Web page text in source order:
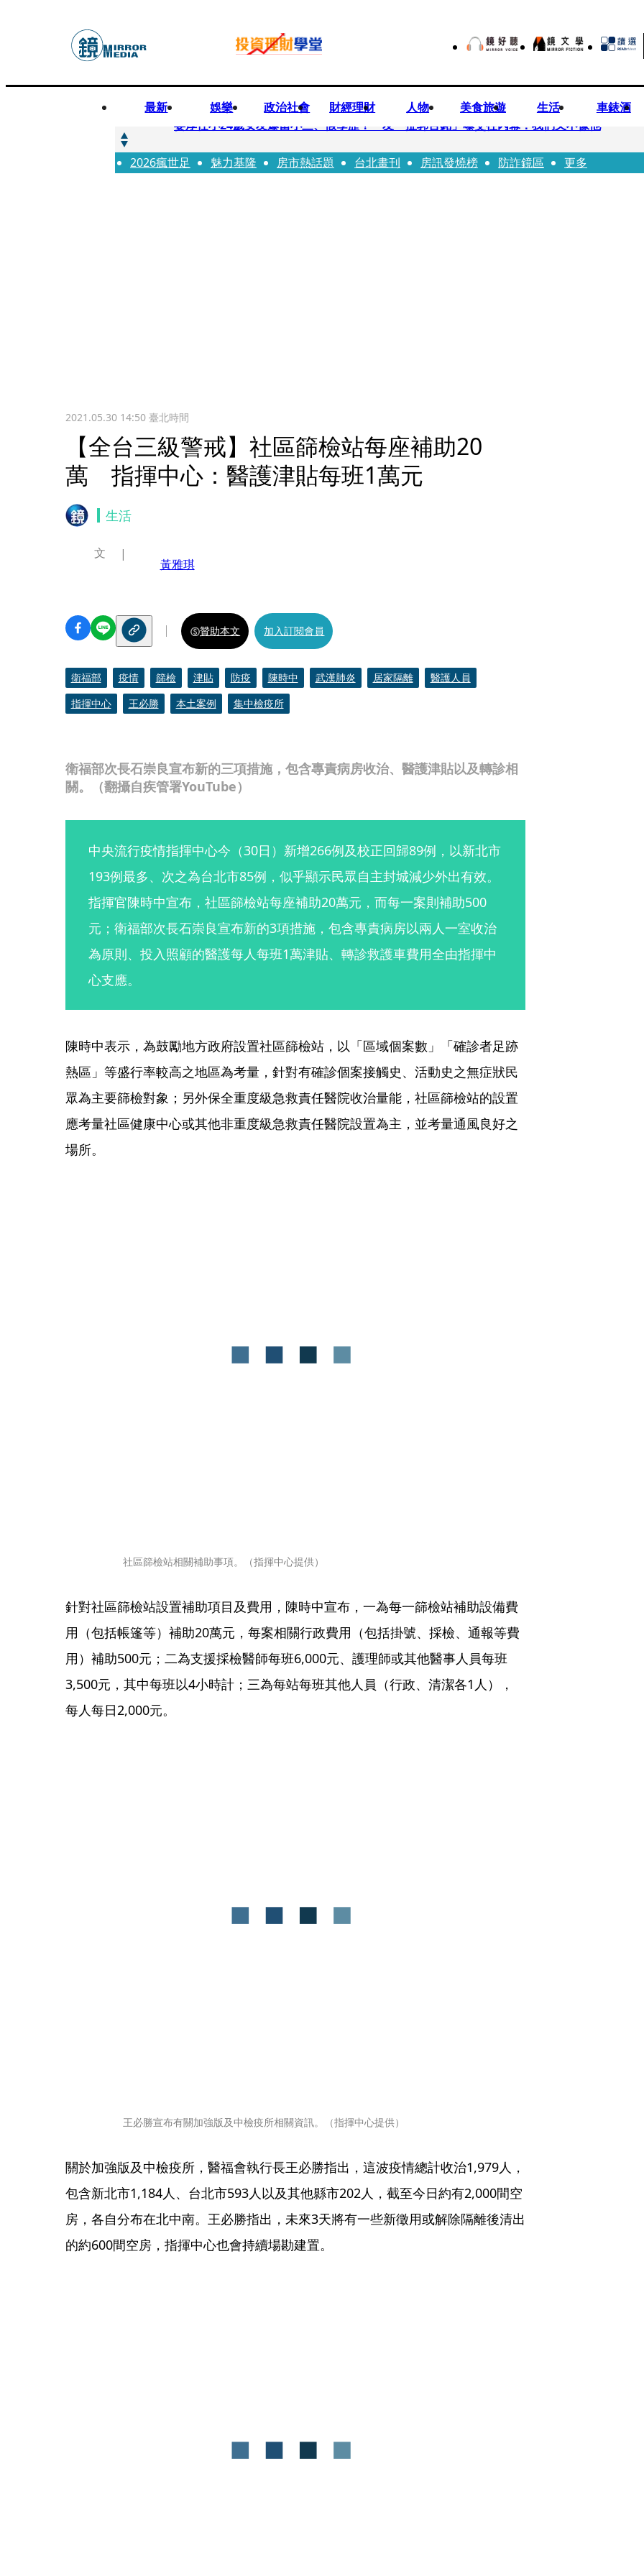
最新 娛樂 政治社會 財經理財 人物 美食旅遊 生活 車錶酒
快訊
姜厚任小24歲女友爆當小三、假學歷！ 友「扯郭台銘」曝交往內幕：我們又不像他
快訊
與AOP仲裁案二階段判斷出爐 藥華藥：財務、業務無重大影響
2026瘋世足 魅力基隆 房市熱話題 台北畫刊 房訊發燒榜 防詐鏡區 更多
2021.05.30 14:50臺北時間
【全台三級警戒】社區篩檢站每座補助20
萬 指揮中心：醫護津貼每班1萬元
生活
衛福部次長石崇良宣布新的三項措施，包含專責病房收治、醫護津貼以及轉診相
關。（翻攝自疾管署YouTube）
文
黃雅琪
贊助本文 加入訂閱會員
衛福部 疫情 篩檢 津貼 防疫 陳時中 武漢肺炎 居家隔離
醫護人員
指揮中心
王必勝 本土案例 集中檢疫所
中央流行疫情指揮中心今（30日）新增266例及校正回歸89例，以新北市
193例最多、次之為台北市85例，似乎顯示民眾自主封城減少外出有效。
指揮官陳時中宣布，社區篩檢站每座補助20萬元，而每一案則補助500
元；衛福部次長石崇良宣布新的3項措施，包含專責病房以兩人一室收治
為原則、投入照顧的醫護每人每班1萬津貼、轉診救護車費用全由指揮中
心支應。
陳時中表示，為鼓勵地方政府設置社區篩檢站，以「區域個案數」「確診者足跡
熱區」等盛行率較高之地區為考量，針對有確診個案接觸史、活動史之無症狀民
眾為主要篩檢對象；另外保全重度級急救責任醫院收治量能，社區篩檢站的設置
應考量社區健康中心或其他非重度級急救責任醫院設置為主，並考量通風良好之
場所。
社區篩檢站相關補助事項。（指揮中心提供）
針對社區篩檢站設置補助項目及費用，陳時中宣布，一為每一篩檢站補助設備費
用（包括帳篷等）補助20萬元，每案相關行政費用（包括掛號、採檢、通報等費
用）補助500元；二為支援採檢醫師每班6,000元、護理師或其他醫事人員每班
3,500元，其中每班以4小時計；三為每站每班其他人員（行政、清潔各1人），
每人每日2,000元。
王必勝宣布有關加強版及中檢疫所相關資訊。（指揮中心提供）
關於加強版及中檢疫所，醫福會執行長王必勝指出，這波疫情總計收治1,979人，
包含新北市1,184人、台北市593人以及其他縣市202人，截至今日約有2,000間空
房，各自分布在北中南。王必勝指出，未來3天將有一些新徵用或解除隔離後清出
的約600間空房，指揮中心也會持續場勘建置。